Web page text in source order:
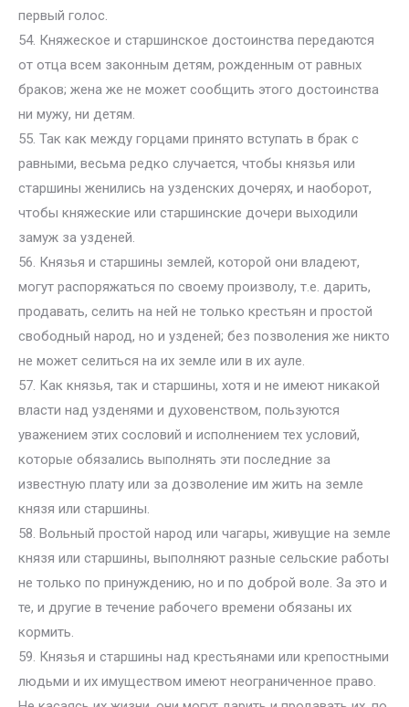
первый голос.
54. Княжеское и старшинское достоинства передаются
от отца всем законным детям, рожденным от равных
браков; жена же не может сообщить этого достоинства
ни мужу, ни детям.
55. Так как между горцами принято вступать в брак с
равными, весьма редко случается, чтобы князья или
старшины женились на узденских дочерях, и наоборот,
чтобы княжеские или старшинские дочери выходили
замуж за узденей.
56. Князья и старшины землей, которой они владеют,
могут распоряжаться по своему произволу, т.е. дарить,
продавать, селить на ней не только крестьян и простой
свободный народ, но и узденей; без позволения же никто
не может селиться на их земле или в их ауле.
57. Как князья, так и старшины, хотя и не имеют никакой
власти над узденями и духовенством, пользуются
уважением этих сословий и исполнением тех условий,
которые обязались выполнять эти последние за
известную плату или за дозволение им жить на земле
князя или старшины.
58. Вольный простой народ или чагары, живущие на земле
князя или старшины, выполняют разные сельские работы
не только по принуждению, но и по доброй воле. За это и
те, и другие в течение рабочего времени обязаны их
кормить.
59. Князья и старшины над крестьянами или крепостными
людьми и их имуществом имеют неограниченное право.